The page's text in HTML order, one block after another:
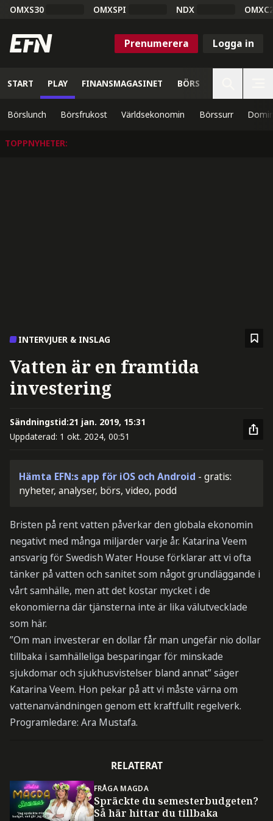
OMXS30 OMXSPI NDX
Prenumerera Logga in
START PLAY FINANSMAGASINET BÖRS
Börslunch Börsfrukost Världsekonomin Börssurr
TOPPNYHETER:
INTERVJUER & INSLAG
Vatten är en framtida
investering
Sändningstid:21 jan. 2019, 15:31
Uppdaterad: 1 okt. 2024, 00:51
Hämta EFN:s app för iOS och Android - gratis:
nyheter, analyser, börs, video, podd
Bristen på rent vatten påverkar den globala ekonomin
negativt med många miljarder varje år. Katarina Veem
ansvarig för Swedish Water House förklarar att vi ofta
tänker på vatten och sanitet som något grundläggande i
vårt samhälle, men att det kostar mycket i de
ekonomierna där tjänsterna inte är lika välutvecklade
som här.
”Om man investerar en dollar får man ungefär nio dollar
tillbaka i samhälleliga besparingar för minskade
sjukdomar och sjukhusvistelser bland annat” säger
Katarina Veem. Hon pekar på att vi måste värna om
vattenanvändningen genom ett kraftfullt regelverk.
Programledare: Ara Mustafa.
RELATERAT
FRÅGA MAGDA
Spräckte du semesterbudgeten?
Så här hittar du tillbaka